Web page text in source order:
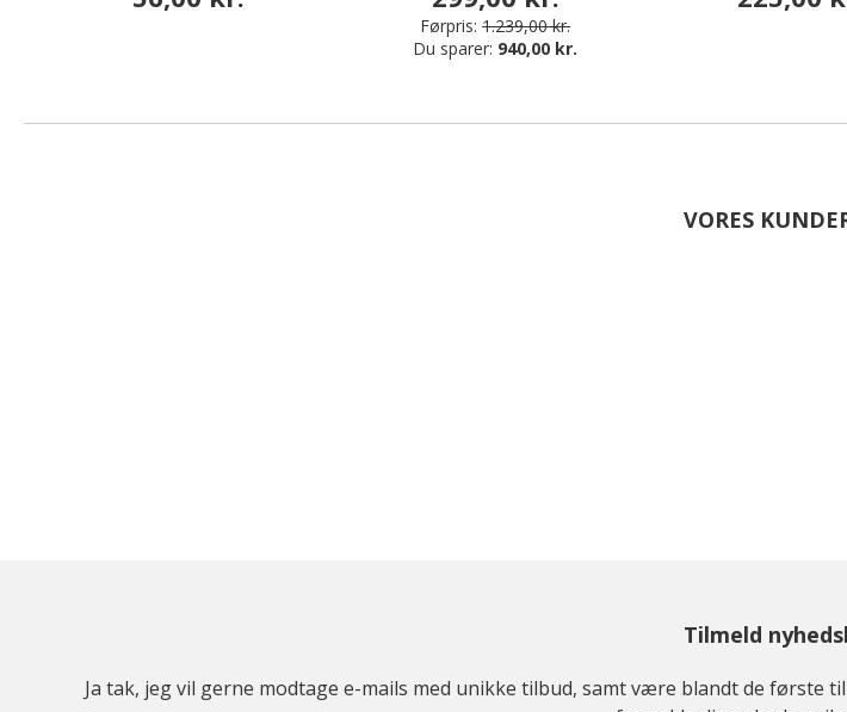
Førpris: 1.239,00 kr.
Du sparer: 940,00 kr.
VORES
Tilmeld
Ja tak, jeg vil gerne modtage e-mails med unikke tilbud, samt være blandt de